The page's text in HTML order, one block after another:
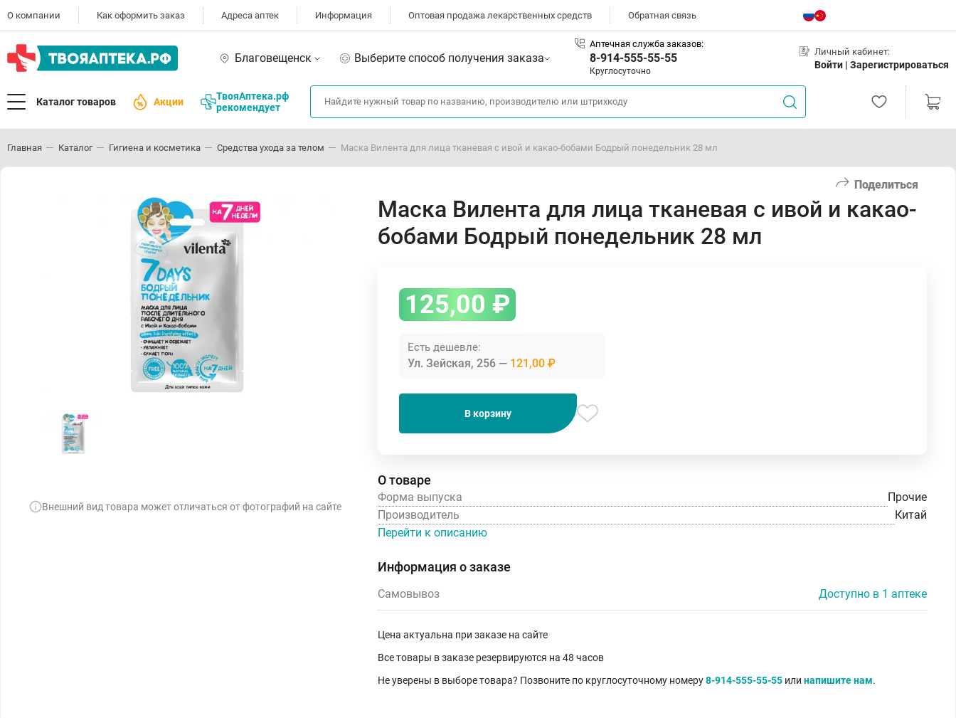
О компании Как оформить заказ Адреса аптек Информация Оптовая продажа лекарственных средств Обратная связь
Благовещенск Выберите способ получения заказа
Аптечная служба заказов:
8-914-555-55-55
Круглосуточно
Личный кабинет:
Войти | Зарегистрироваться
Каталог товаров Акции
ТвояАптека.рф
рекомендует
Главная Каталог Гигиена и косметика Средства ухода за телом Маска Вилента для лица тканевая с ивой и какао-бобами Бодрый понедельник 28 мл
Поделиться
Внешний вид товара может отличаться от фотографий на сайте
Маска Вилента для лица тканевая с ивой и какао-
бобами Бодрый понедельник 28 мл
125,00 ₽
Есть дешевле:
Ул. Зейская, 256 121,00 ₽
В корзину
О товаре
Форма выпуска
Прочие
Производитель
Китай
Перейти к описанию
Информация о заказе
Самовывоз Доступно в 1 аптеке
Цена актуальна при заказе на сайте
Все товары в заказе резервируются на 48 часов
Не уверены в выборе товара? Позвоните по круглосуточному номеру8-914-555-55-55 или напишите нам.